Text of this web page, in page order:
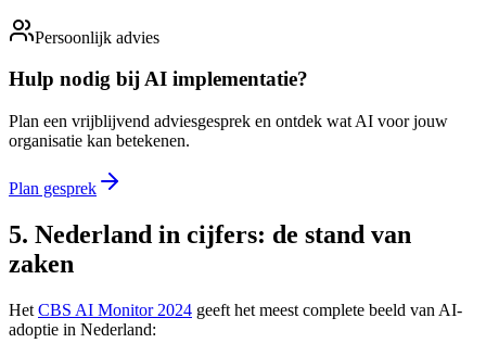
Persoonlijk advies
Hulp nodig bij AI implementatie?
Plan een vrijblijvend adviesgesprek en ontdek wat AI voor jouw
organisatie kan betekenen.
Plan gesprek
5. Nederland in cijfers: de stand van
zaken
Het CBS AI Monitor 2024 geeft het meest complete beeld van AI-
adoptie in Nederland: